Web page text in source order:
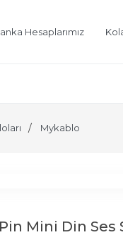
Hesaplarımız
Mykablo
Mini Din